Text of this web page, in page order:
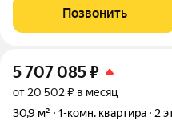
Жилой квартал «Бережно» это проект класса Бизнес,
созданный с уважением к
Позвонить
5 707 085₽
от 20 502 ₽ в месяц
30,9 м²
1-комн. квартира 2